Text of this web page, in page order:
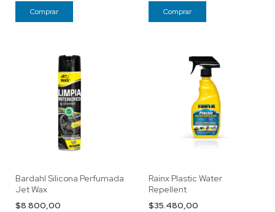
Bardahl Silicona Perfumada
Jet Wax
$8.800,00
Rainx Plastic Water
Repellent
$35.480,00